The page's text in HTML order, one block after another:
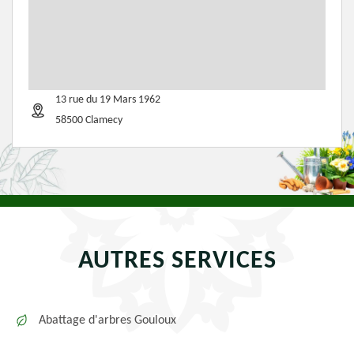
13 rue du 19 Mars 1962
58500 Clamecy
AUTRES SERVICES
Abattage d'arbres Gouloux